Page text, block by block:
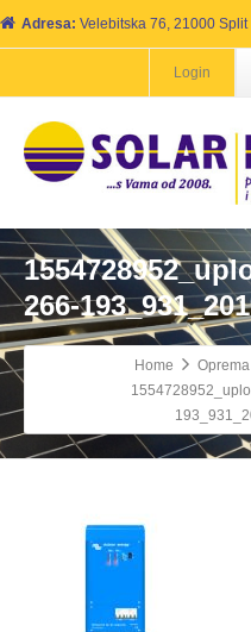
Adresa: Velebitska 76, 21000 Split
Login
266-
Home Oprema